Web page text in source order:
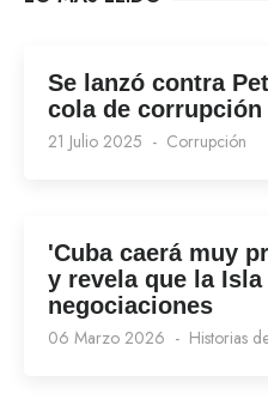
Se lanzó contra
cola de
21 Julio 2025 Corrupción
'Cuba caerá muy
y revela que la
negociaciones
06 Marzo 2026 Historias